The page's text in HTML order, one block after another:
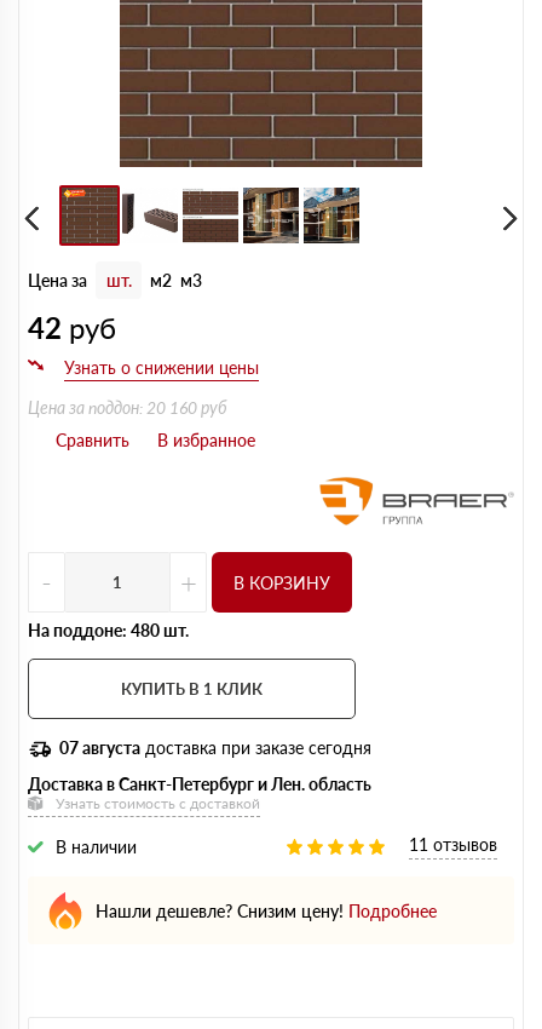
Цена за шт. м2 м3
42 руб
Цена за поддон: 20 160 руб
- + В КОРЗИНУ
На поддоне: 480 шт.
КУПИТЬ В 1 КЛИК
07 августа доставка при заказе сегодня
Доставка в Санкт-Петербург и Лен. область
Узнать стоимость с доставкой
В наличии 11 отзывов
Нашли дешевле? Снизим цену! Подробнее